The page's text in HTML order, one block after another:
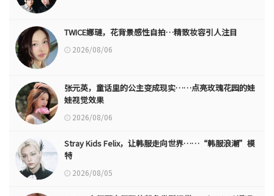
TWICE娜璉，花背景感性自拍…精致妆容引人注目
2026/08/06
张元英，童话里的公主变成现实……点亮玫瑰花园的娃
娃视觉效果
2026/08/06
Stray Kids Felix，让韩服走向世界……“韩服浪潮”模
特
2026/08/05